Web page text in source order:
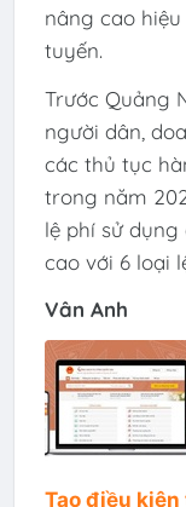
nâng cao
tuyến.
Trước Quảng
người dân,
các thủ tục
trong năm
lệ phí sử
cao với 6 loại
Vân Anh
Tạo điều